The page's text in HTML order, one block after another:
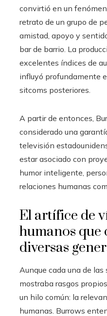
convirtió en un
retrato de un grupo de
amistad, apoyo y
bar de barrio. La
excelentes índices de
influyó profundamente
sitcoms posteriores.
A partir de entonces,
considerado una
televisión
estar asociado con
humor inteligente,
relaciones humanas
El artífice de
humanos
diversas
Aunque cada una de
mostraba rasgos
un hilo común: la
humanas. Burrows